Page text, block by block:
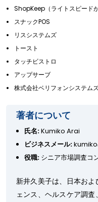
ShopKeep（ライトスピードが
スナックPOS
リスシステムズ
トースト
タッチビストロ
アップサーブ
株式会社ベリフォンシステム
著者について
氏名:Kumiko Arai
ビジネスメール:
役職: シニア市場調査コ
新井久美子は、日本お
ェンス、ヘルスケア調